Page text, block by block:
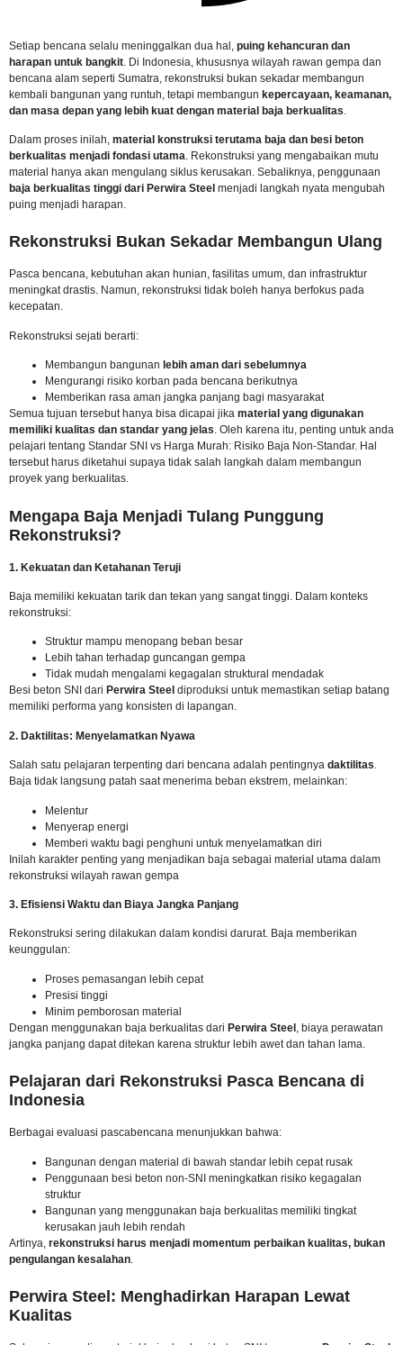
Setiap bencana selalu meninggalkan dua hal, puing kehancuran dan
harapan untuk bangkit . Di Indonesia, khususnya wilayah rawan gempa dan
bencana alam seperti Sumatra, rekonstruksi bukan sekadar membangun
kembali bangunan yang runtuh, tetapi membangun kepercayaan, keamanan,
dan masa depan yang lebih kuat dengan material baja berkualitas
Dalam proses inilah, material konstruksi terutama baja dan besi beton
berkualitas menjadi fondasi utama. Rekonstruksi yang mengabaikan mutu
material hanya akan mengulang siklus kerusakan. Sebaliknya, penggunaan
baja berkualitas tinggi dari Perwira Steel menjadi langkah nyata mengubah
puing menjadi harapan.
Rekonstruksi Bukan Sekadar Membangun Ulang
Pasca bencana, kebutuhan akan hunian, fasilitas umum, dan infrastruktur
meningkat drastis. Namun, rekonstruksi tidak boleh hanya berfokus pada
kecepatan.
Rekonstruksi sejati berarti:
Membangun bangunan lebih aman dari sebelumnya
Mengurangi risiko korban pada bencana berikutnya
Memberikan rasa aman jangka panjang bagi masyarakat
Semua tujuan tersebut hanya bisa dicapai jika material yang digunakan
memiliki kualitas dan standar yang jelas. Oleh karena itu, penting untuk anda
pelajari tentang Standar SNI vs Harga Murah: Risiko Baja Non-Standar. Hal
tersebut harus diketahui supaya tidak salah langkah dalam membangun
proyek yang berkualitas.
Mengapa Baja Menjadi Tulang Punggung
Rekonstruksi?
1. Kekuatan dan Ketahanan Teruji
Baja memiliki kekuatan tarik dan tekan yang sangat tinggi. Dalam konteks
rekonstruksi:
Struktur mampu menopang beban besar
Lebih tahan terhadap guncangan gempa
Tidak mudah mengalami kegagalan struktural mendadak
Besi beton SNI dari Perwira Steel diproduksi untuk memastikan setiap batang
memiliki performa yang konsisten di lapangan.
2. Daktilitas: Menyelamatkan Nyawa
Salah satu pelajaran terpenting dari bencana adalah pentingnya daktilitas.
Baja tidak langsung patah saat menerima beban ekstrem, melainkan:
Melentur
Menyerap energi
Memberi waktu bagi penghuni untuk menyelamatkan diri
Inilah karakter penting yang menjadikan baja sebagai material utama dalam
rekonstruksi wilayah rawan gempa
3. Efisiensi Waktu dan Biaya Jangka Panjang
Rekonstruksi sering dilakukan dalam kondisi darurat. Baja memberikan
keunggulan:
Proses pemasangan lebih cepat
Presisi tinggi
Minim pemborosan material
Dengan menggunakan baja berkualitas dari Perwira Steel , biaya perawatan
jangka panjang dapat ditekan karena struktur lebih awet dan tahan lama.
Pelajaran dari Rekonstruksi Pasca Bencana di
Indonesia
Berbagai evaluasi pascabencana menunjukkan bahwa:
Bangunan dengan material di bawah standar lebih cepat rusak
Penggunaan besi beton non-SNI meningkatkan risiko kegagalan
struktur
Bangunan yang menggunakan baja berkualitas memiliki tingkat
kerusakan jauh lebih rendah
Artinya, rekonstruksi harus menjadi momentum perbaikan kualitas, bukan
pengulangan kesalahan
Perwira Steel: Menghadirkan Harapan Lewat
Kualitas